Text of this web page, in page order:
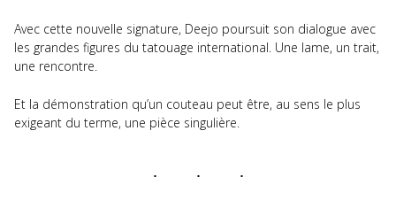
Avec cette nouvelle signature, Deejo poursuit son dialogue avec
les grandes figures du tatouage international. Une lame, un trait,
une rencontre.
Et la démonstration qu’un couteau peut être, au sens le plus
exigeant du terme, une pièce singulière.